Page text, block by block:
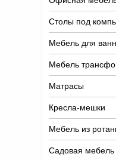
Столы под
Мебель для
Мебель
Матрасы
Кресла-мешки
Мебель из
Садовая мебель